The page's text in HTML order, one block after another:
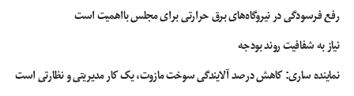
رفع فرسودگی در نیروگاه‌های برق حرارتی برای مجلس بااهمیت است
نیاز به شفافیت روند بودجه
نماینده ساری: کاهش درصد آلایندگی سوخت مازوت، یک کار مدیریتی و نظارتی است